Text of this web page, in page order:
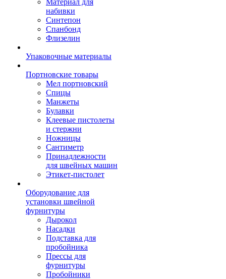
Материал для
набивки
Синтепон
Спанбонд
Флизелин
Упаковочные материалы
Портновские товары
Мел портновский
Спицы
Манжеты
Булавки
Клеевые пистолеты
и стержни
Ножницы
Сантиметр
Принадлежности
для швейных машин
Этикет-пистолет
Оборудование для
установки швейной
фурнитуры
Дырокол
Насадки
Подставка для
пробойника
Прессы для
фурнитуры
Пробойники